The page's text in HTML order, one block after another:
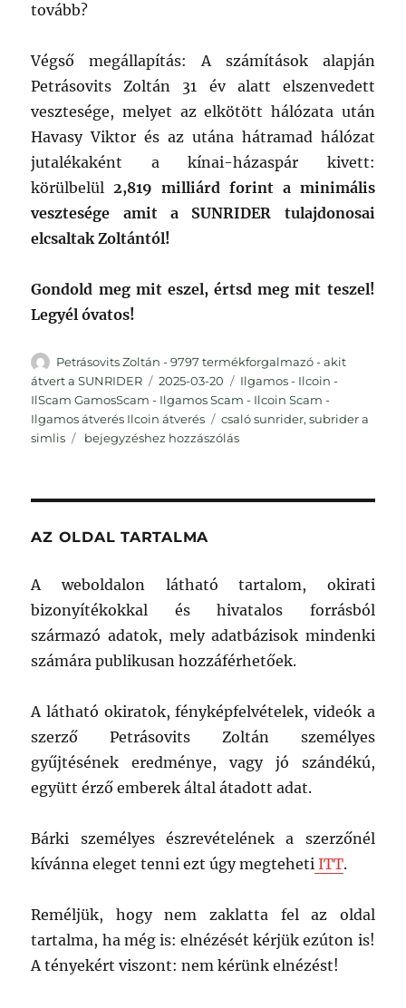
tovább?
Végső megállapítás: A számítások alapján
Petrásovits Zoltán 31 év alatt elszenvedett
vesztesége, melyet az elkötött hálózata után
Havasy Viktor és az utána hátramad hálózat
jutalékaként a kínai-házaspár kivett:
körülbelül2,819 milliárd forint a minimális
vesztesége amit a SUNRIDER tulajdonosai
elcsaltak Zoltántól!
Gondold meg mit eszel, értsd meg mit teszel!
Legyél óvatos!
Szerző
Petrásovits Zoltán - 9797 termékforgalmazó - akit
átvert a SUNRIDER
Közzétéve
2025-03-20 Kategória
Ilgamos - Ilcoin -
IlScam GamosScam - Ilgamos Scam - Ilcoin Scam -
Ilgamos átverés Ilcoin átverés
Címke
csaló sunrider,subrider a
simlis
A
Zoltán
9797-
es
számú
termékforgalmazó
tragédiája
Ai
bejegyzéshez hozzászólás
AZ OLDAL TARTALMA
A weboldalon látható tartalom, okirati
bizonyítékokkal és hivatalos forrásból
származó adatok, mely adatbázisok mindenki
számára publikusan hozzáférhetőek.
A látható okiratok, fényképfelvételek, videók a
szerző Petrásovits Zoltán személyes
gyűjtésének eredménye, vagy jó szándékú,
együtt érző emberek által átadott adat.
Bárki személyes észrevételének a szerzőnél
kívánna eleget tenni ezt úgy megteheti ITT.
Reméljük, hogy nem zaklatta fel az oldal
tartalma, ha még is: elnézését kérjük ezúton is!
A tényekért viszont: nem kérünk elnézést!